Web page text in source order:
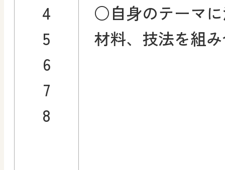
4
5
6
7
8
○自身のテーマ
材料、技法を組